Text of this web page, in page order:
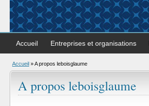
Accueil Entreprises et organisations
Accueil »A propos leboisglaume
A propos leboisglaume